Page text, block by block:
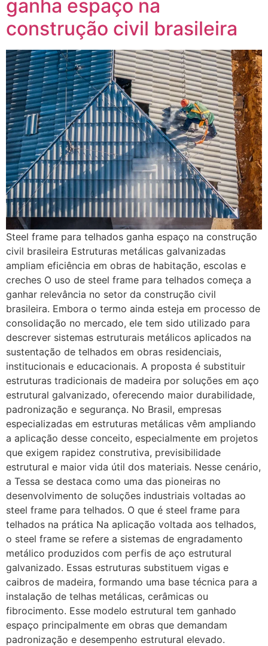
ganha espaço na
construção civil brasileira
Steel frame para telhados ganha espaço na construção
civil brasileira Estruturas metálicas galvanizadas
ampliam eficiência em obras de habitação, escolas e
creches O uso de steel frame para telhados começa a
ganhar relevância no setor da construção civil
brasileira. Embora o termo ainda esteja em processo de
consolidação no mercado, ele tem sido utilizado para
descrever sistemas estruturais metálicos aplicados na
sustentação de telhados em obras residenciais,
institucionais e educacionais. A proposta é substituir
estruturas tradicionais de madeira por soluções em aço
estrutural galvanizado, oferecendo maior durabilidade,
padronização e segurança. No Brasil, empresas
especializadas em estruturas metálicas vêm ampliando
a aplicação desse conceito, especialmente em projetos
que exigem rapidez construtiva, previsibilidade
estrutural e maior vida útil dos materiais. Nesse cenário,
a Tessa se destaca como uma das pioneiras no
desenvolvimento de soluções industriais voltadas ao
steel frame para telhados. O que é steel frame para
telhados na prática Na aplicação voltada aos telhados,
o steel frame se refere a sistemas de engradamento
metálico produzidos com perfis de aço estrutural
galvanizado. Essas estruturas substituem vigas e
caibros de madeira, formando uma base técnica para a
instalação de telhas metálicas, cerâmicas ou
fibrocimento. Esse modelo estrutural tem ganhado
espaço principalmente em obras que demandam
padronização e desempenho estrutural elevado.